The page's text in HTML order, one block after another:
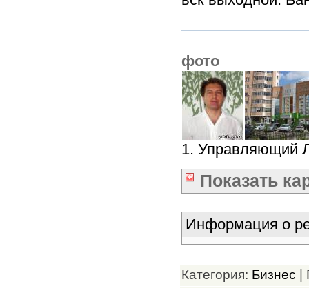
фото
1. Управляющий
Показать
Информация о
Категория: Бизнес |